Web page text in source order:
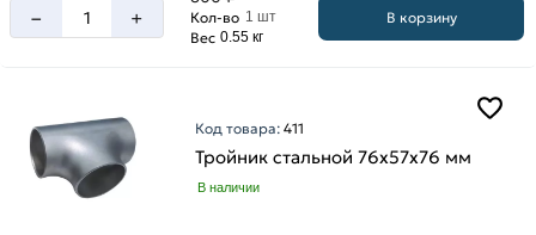
– + Кол-во 1 шт
Вес 0.55 кг
В корзину
Код товара:411
Тройник стальной 76х57х76 мм
В наличии